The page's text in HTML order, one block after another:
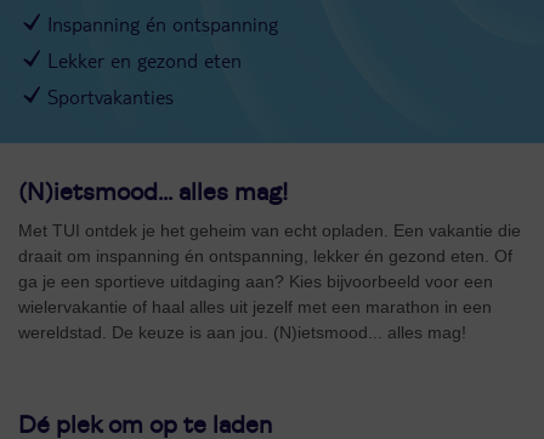
Inspanning én ontspanning
Lekker en gezond eten
Sportvakanties
(N)ietsmood... alles mag!
Met TUI ontdek je het geheim van echt opladen. Een vakantie die
draait om inspanning én ontspanning, lekker én gezond eten. Of
ga je een sportieve uitdaging aan? Kies bijvoorbeeld voor een
wielervakantie of haal alles uit jezelf met een marathon in een
wereldstad. De keuze is aan jou. (N)ietsmood... alles mag!
Dé plek om op te laden